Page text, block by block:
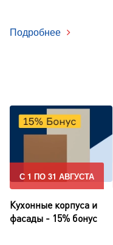
Подробнее
С 1 ПО 31 АВГУСТА
Кухонные корпуса и
фасады - 15% бонус